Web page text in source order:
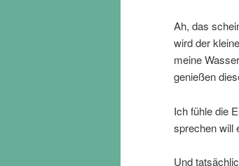
Ah, das
wird der
meine
genießen
Ich fühle die
sprechen will
Und